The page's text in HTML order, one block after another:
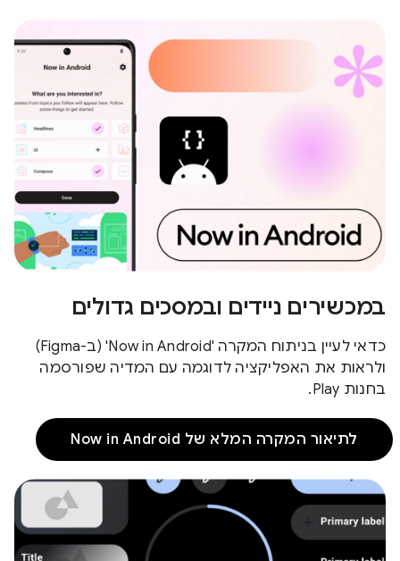
במכשירים ניידים ובמסכים גדולים
כדאי לעיין בניתוח המקרה 'Now in Android' (ב-Figma)
ולראות את האפליקציה לדוגמה עם המדיה שפורסמה
בחנות Play.
לתיאור המקרה המלא של Now in Android